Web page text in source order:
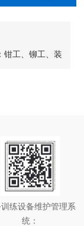
钳工、铆工、装
练设备维护管理系
统：